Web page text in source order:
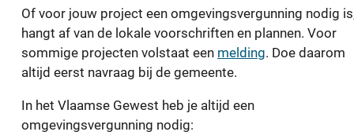
Of voor jouw project een omgevingsvergunning nodig
hangt af van de lokale voorschriften en plannen. Voor
sommige projecten volstaat een melding. Doe daarom
altijd eerst navraag bij de gemeente.
In het Vlaamse Gewest heb je altijd een
omgevingsvergunning nodig: